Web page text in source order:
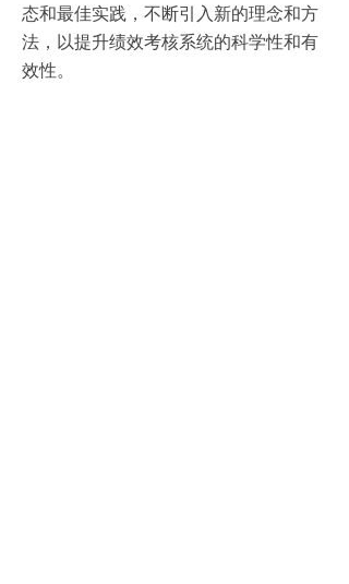
态和最佳实践，不断引入新的理念和方
法，以提升绩效考核系统的科学性和有
效性。